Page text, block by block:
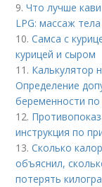
9.Что лучше
LPG: массаж
10.Самса с
курицей и сыром
11. Калькулятор
Определение
беременности
12.
инструкция по
13.Сколько
объяснил,
потерять